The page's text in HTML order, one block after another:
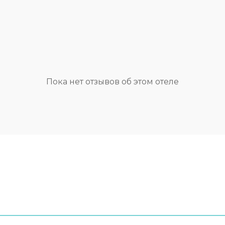
Пока нет отзывов об этом отеле